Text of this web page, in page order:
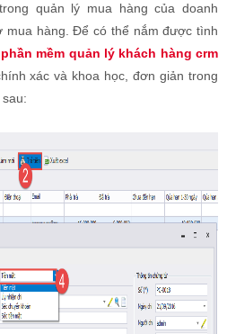
quản lý mua hàng của doanh
mua hàng. Để có thể nắm được tình
phần mềm quản lý khách hàng crm
xác và khoa học, đơn giản trong